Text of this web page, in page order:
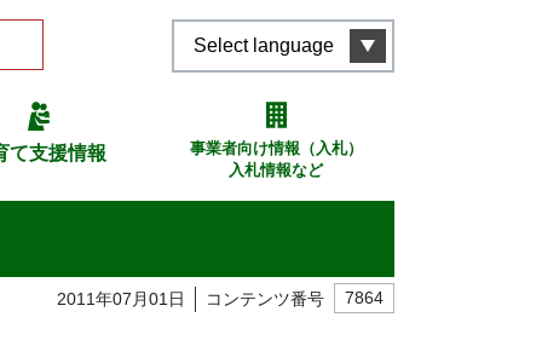
Select language
て支援情報
事業者向け情報（入札）
入札情報など
2011年07月01日 コンテンツ番号 7864